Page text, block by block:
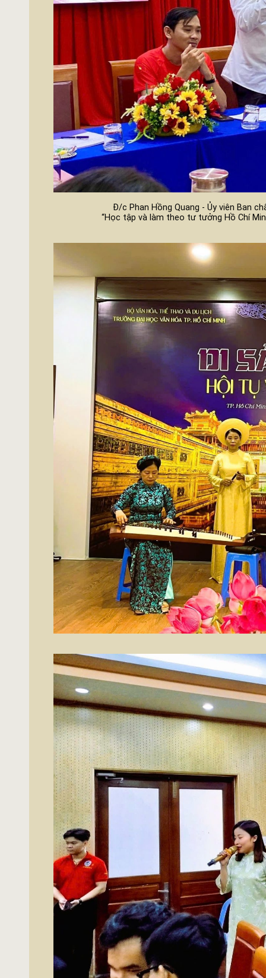
Đ/c Phan Hồng Quang - Ủy viên Ban
“Học tập và làm theo tư tưởng Hồ Chí